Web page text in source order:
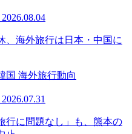
2026.08.04
、海外旅行は日本・中国に
国 海外旅行動向
2026.07.31
行に問題なし」も、熊本の